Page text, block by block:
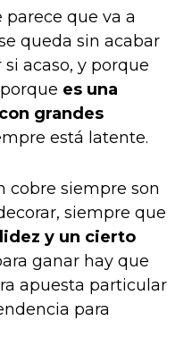
que va a
queda sin acabar
acaso, y porque
es una
grandes
está latente.
cobre siempre son
siempre que
y un cierto
ganar hay que
apuesta particular
para